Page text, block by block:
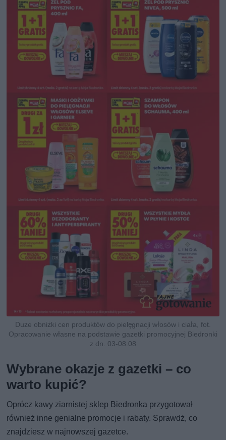
Duże obniżki cen produktów do pielęgnacji włosów i ciała, fot.
Opracowanie własne na podstawie gazetki promocyjnej Biedronki
z dn. 03-08.08
Wybrane okazje z gazetki – co
warto kupić?
Oprócz kawy ziarnistej sklep Biedronka przygotował
również inne genialne promocje i rabaty. Sprawdź, co
znajdziesz w najnowszej gazetce.